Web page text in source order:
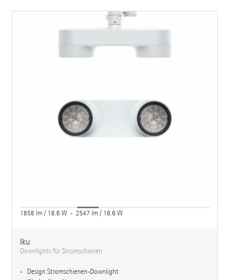
1858 lm / 18.6 W - 2547 lm / 18.6 W
Iku
Downlights für Stromschienen
Design Stromschienen-Downlight